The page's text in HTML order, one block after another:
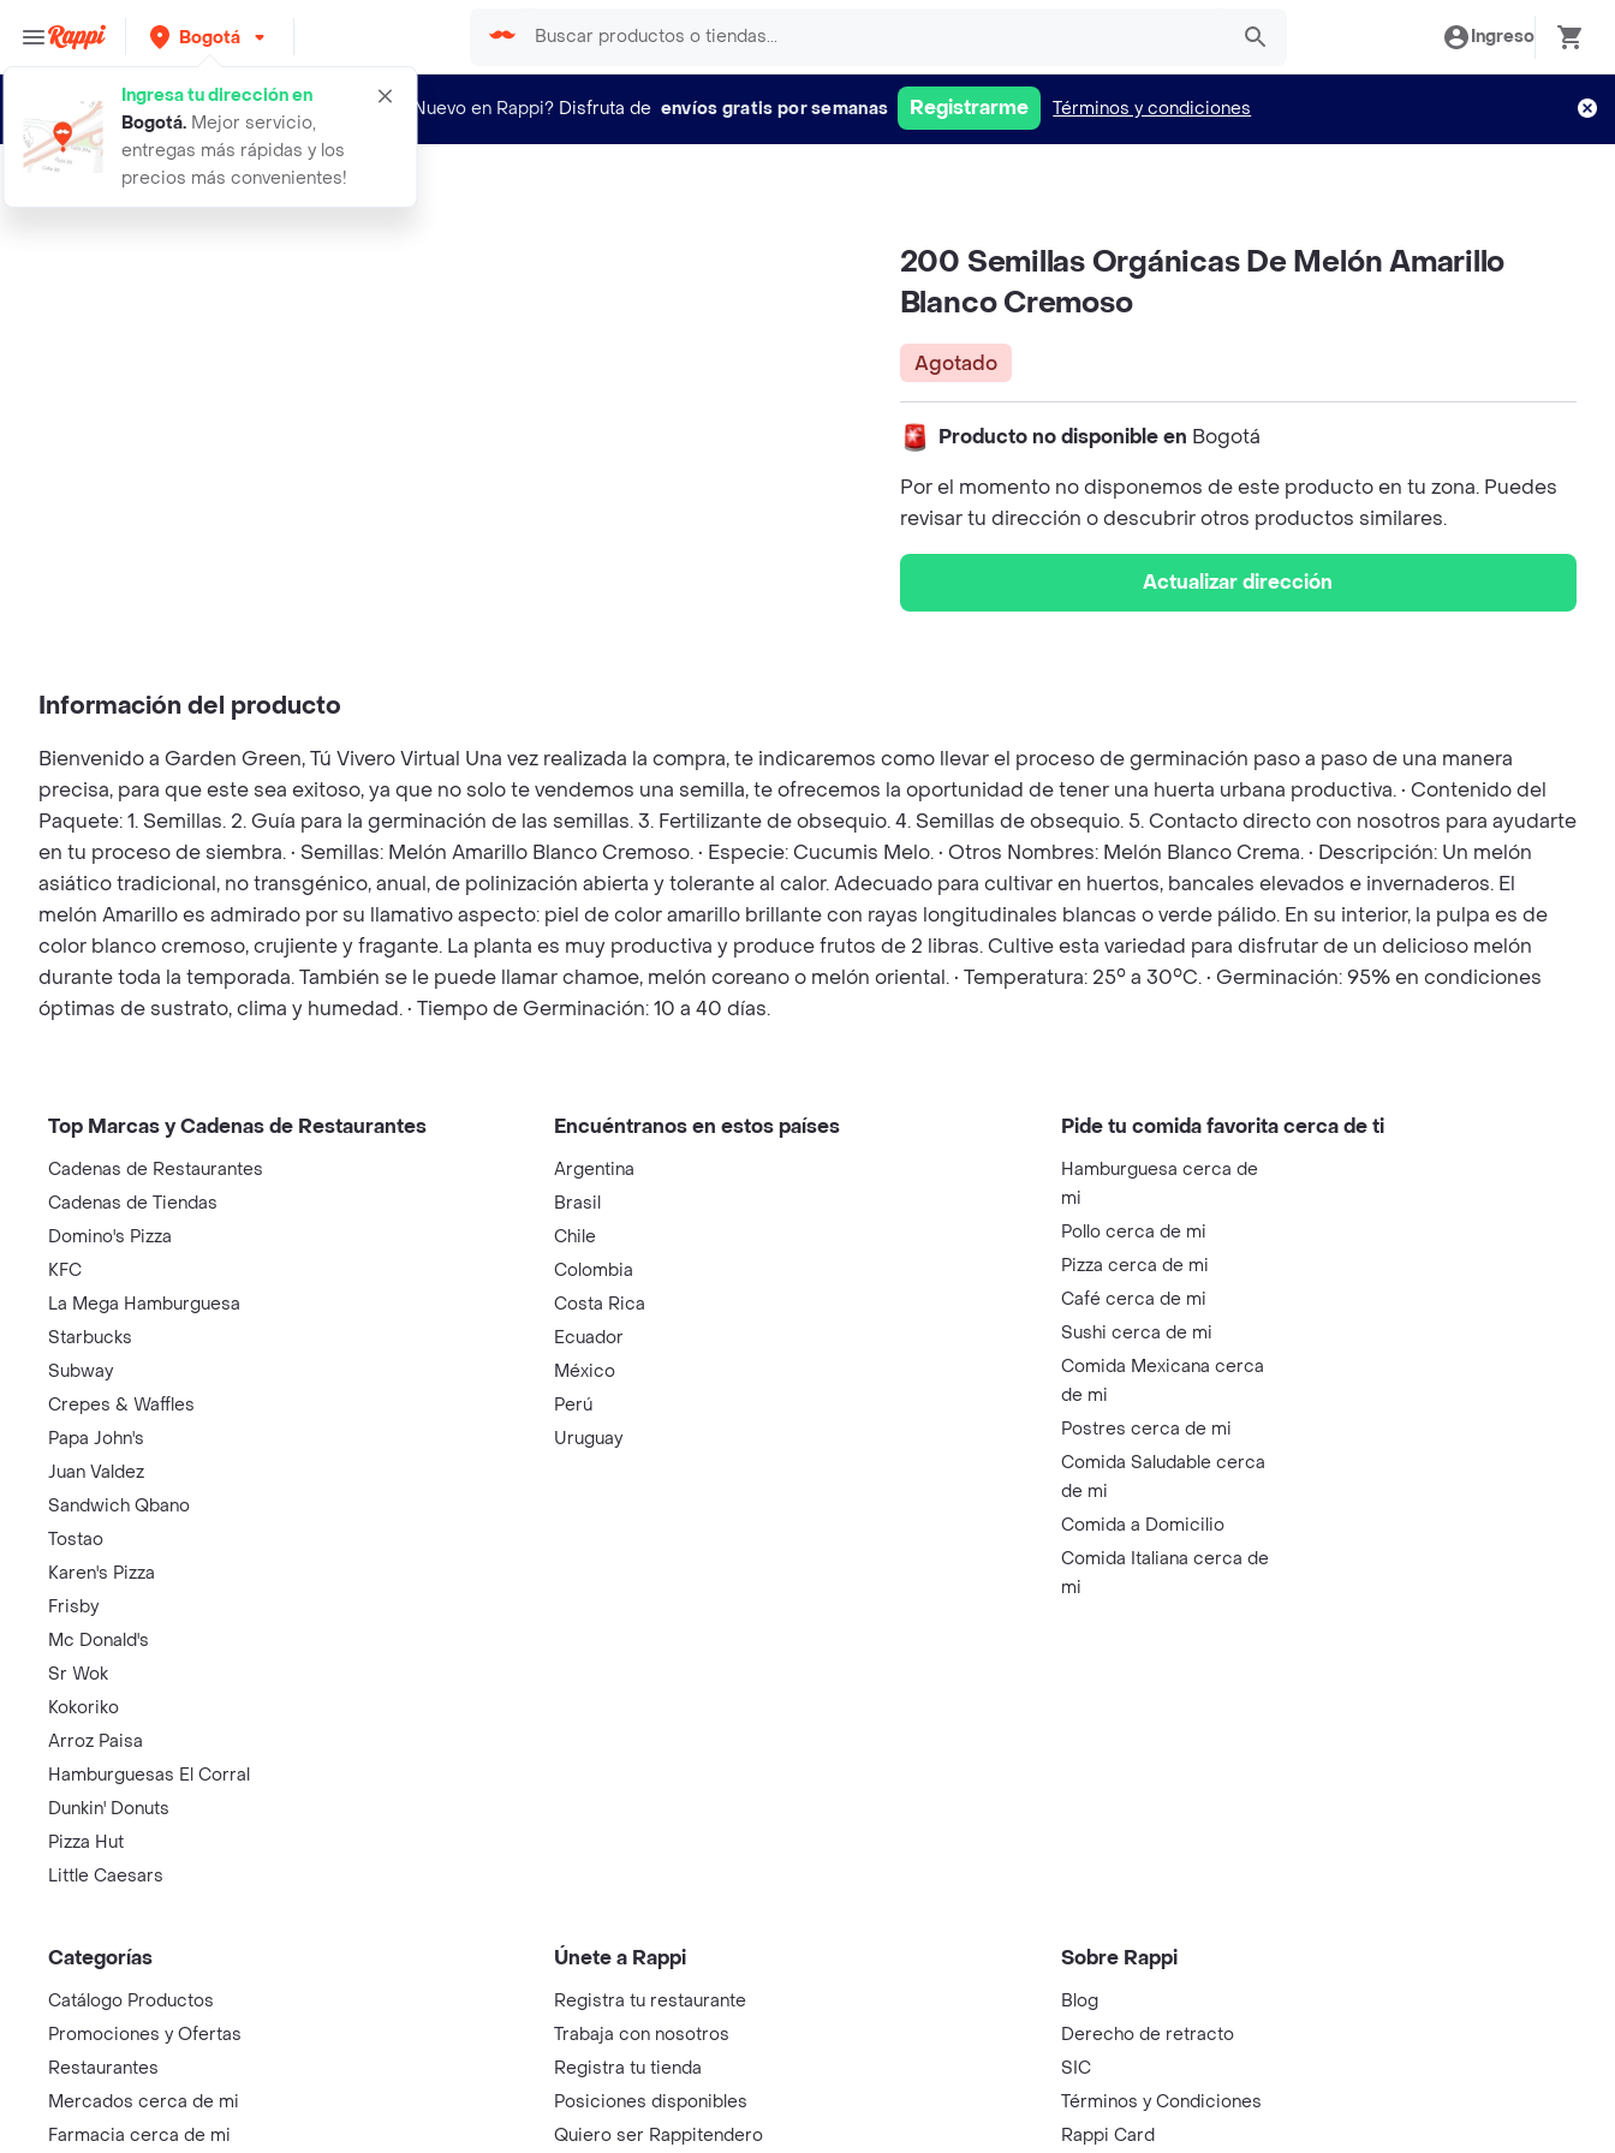
Bogotá
Ingresa tu dirección en
Bogotá. Mejor servicio,
entregas más rápidas y los
precios más convenientes!
Ingreso
¿Nuevo en Rappi? Disfruta de envíos gratis por semanas Registrarme Términos y condiciones
200 semillas organicas de melon ama
200 Semillas Orgánicas De Melón Amarillo
Blanco Cremoso
Agotado
Producto no disponible en Bogotá
Por el momento no disponemos de este producto en tu zona. Puedes
revisar tu dirección o descubrir otros productos similares.
Actualizar dirección
Información del producto
Bienvenido a Garden Green, Tú Vivero Virtual Una vez realizada la compra, te indicaremos como llevar el proceso de germinación paso a paso de una manera
precisa, para que este sea exitoso, ya que no solo te vendemos una semilla, te ofrecemos la oportunidad de tener una huerta urbana productiva. • Contenido del
Paquete: 1. Semillas. 2. Guía para la germinación de las semillas. 3. Fertilizante de obsequio. 4. Semillas de obsequio. 5. Contacto directo con nosotros para ayudarte
en tu proceso de siembra. • Semillas: Melón Amarillo Blanco Cremoso. • Especie: Cucumis Melo. • Otros Nombres: Melón Blanco Crema. • Descripción: Un melón
asiático tradicional, no transgénico, anual, de polinización abierta y tolerante al calor. Adecuado para cultivar en huertos, bancales elevados e invernaderos. El
melón Amarillo es admirado por su llamativo aspecto: piel de color amarillo brillante con rayas longitudinales blancas o verde pálido. En su interior, la pulpa es de
color blanco cremoso, crujiente y fragante. La planta es muy productiva y produce frutos de 2 libras. Cultive esta variedad para disfrutar de un delicioso melón
durante toda la temporada. También se le puede llamar chamoe, melón coreano o melón oriental. • Temperatura: 25° a 30°C. • Germinación: 95% en condiciones
óptimas de sustrato, clima y humedad. • Tiempo de Germinación: 10 a 40 días.
Top Marcas y Cadenas de Restaurantes
Cadenas de Restaurantes
Cadenas de Tiendas
Domino's Pizza
KFC
La Mega Hamburguesa
Starbucks
Subway
Crepes & Waffles
Papa John's
Juan Valdez
Sandwich Qbano
Tostao
Karen's Pizza
Frisby
Mc Donald's
Sr Wok
Kokoriko
Arroz Paisa
Hamburguesas El Corral
Dunkin' Donuts
Pizza Hut
Little Caesars
Encuéntranos en estos países
Argentina
Brasil
Chile
Colombia
Costa Rica
Ecuador
México
Perú
Uruguay
Pide tu comida favorita cerca de ti
Hamburguesa cerca de
mi
Pollo cerca de mi
Pizza cerca de mi
Café cerca de mi
Sushi cerca de mi
Comida Mexicana cerca
de mi
Postres cerca de mi
Comida Saludable cerca
de mi
Comida a Domicilio
Comida Italiana cerca de
mi
Categorías
Catálogo Productos
Promociones y Ofertas
Restaurantes
Mercados cerca de mi
Farmacia cerca de mi
Únete a Rappi
Registra tu restaurante
Trabaja con nosotros
Registra tu tienda
Posiciones disponibles
Quiero ser Rappitendero
Sobre Rappi
Blog
Derecho de retracto
SIC
Términos y Condiciones
Rappi Card